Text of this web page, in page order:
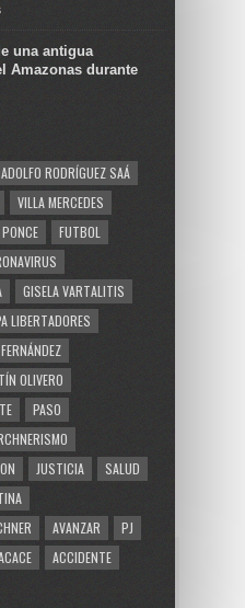
una antigua
Amazonas durante
ADOLFO RODRÍGUEZ SAÁ
VILLA MERCEDES
FUTBOL
GISELA VARTALITIS
LIBERTADORES
OLIVERO
PASO
JUSTICIA
SALUD
AVANZAR
PJ
ACCIDENTE